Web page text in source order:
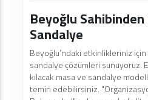
Beyoğlu
Sandalye
Beyoğlu’ndaki etkinlikleriniz
sandalye çözümleri sunuyoruz.
kılacak masa ve sandalye
temin edebilirsiniz.